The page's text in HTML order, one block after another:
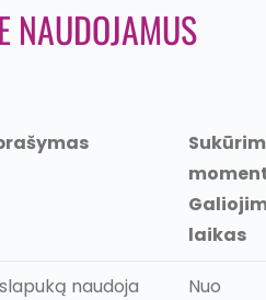
NAUDOJAMUS
laikas
naudoja
Nuo